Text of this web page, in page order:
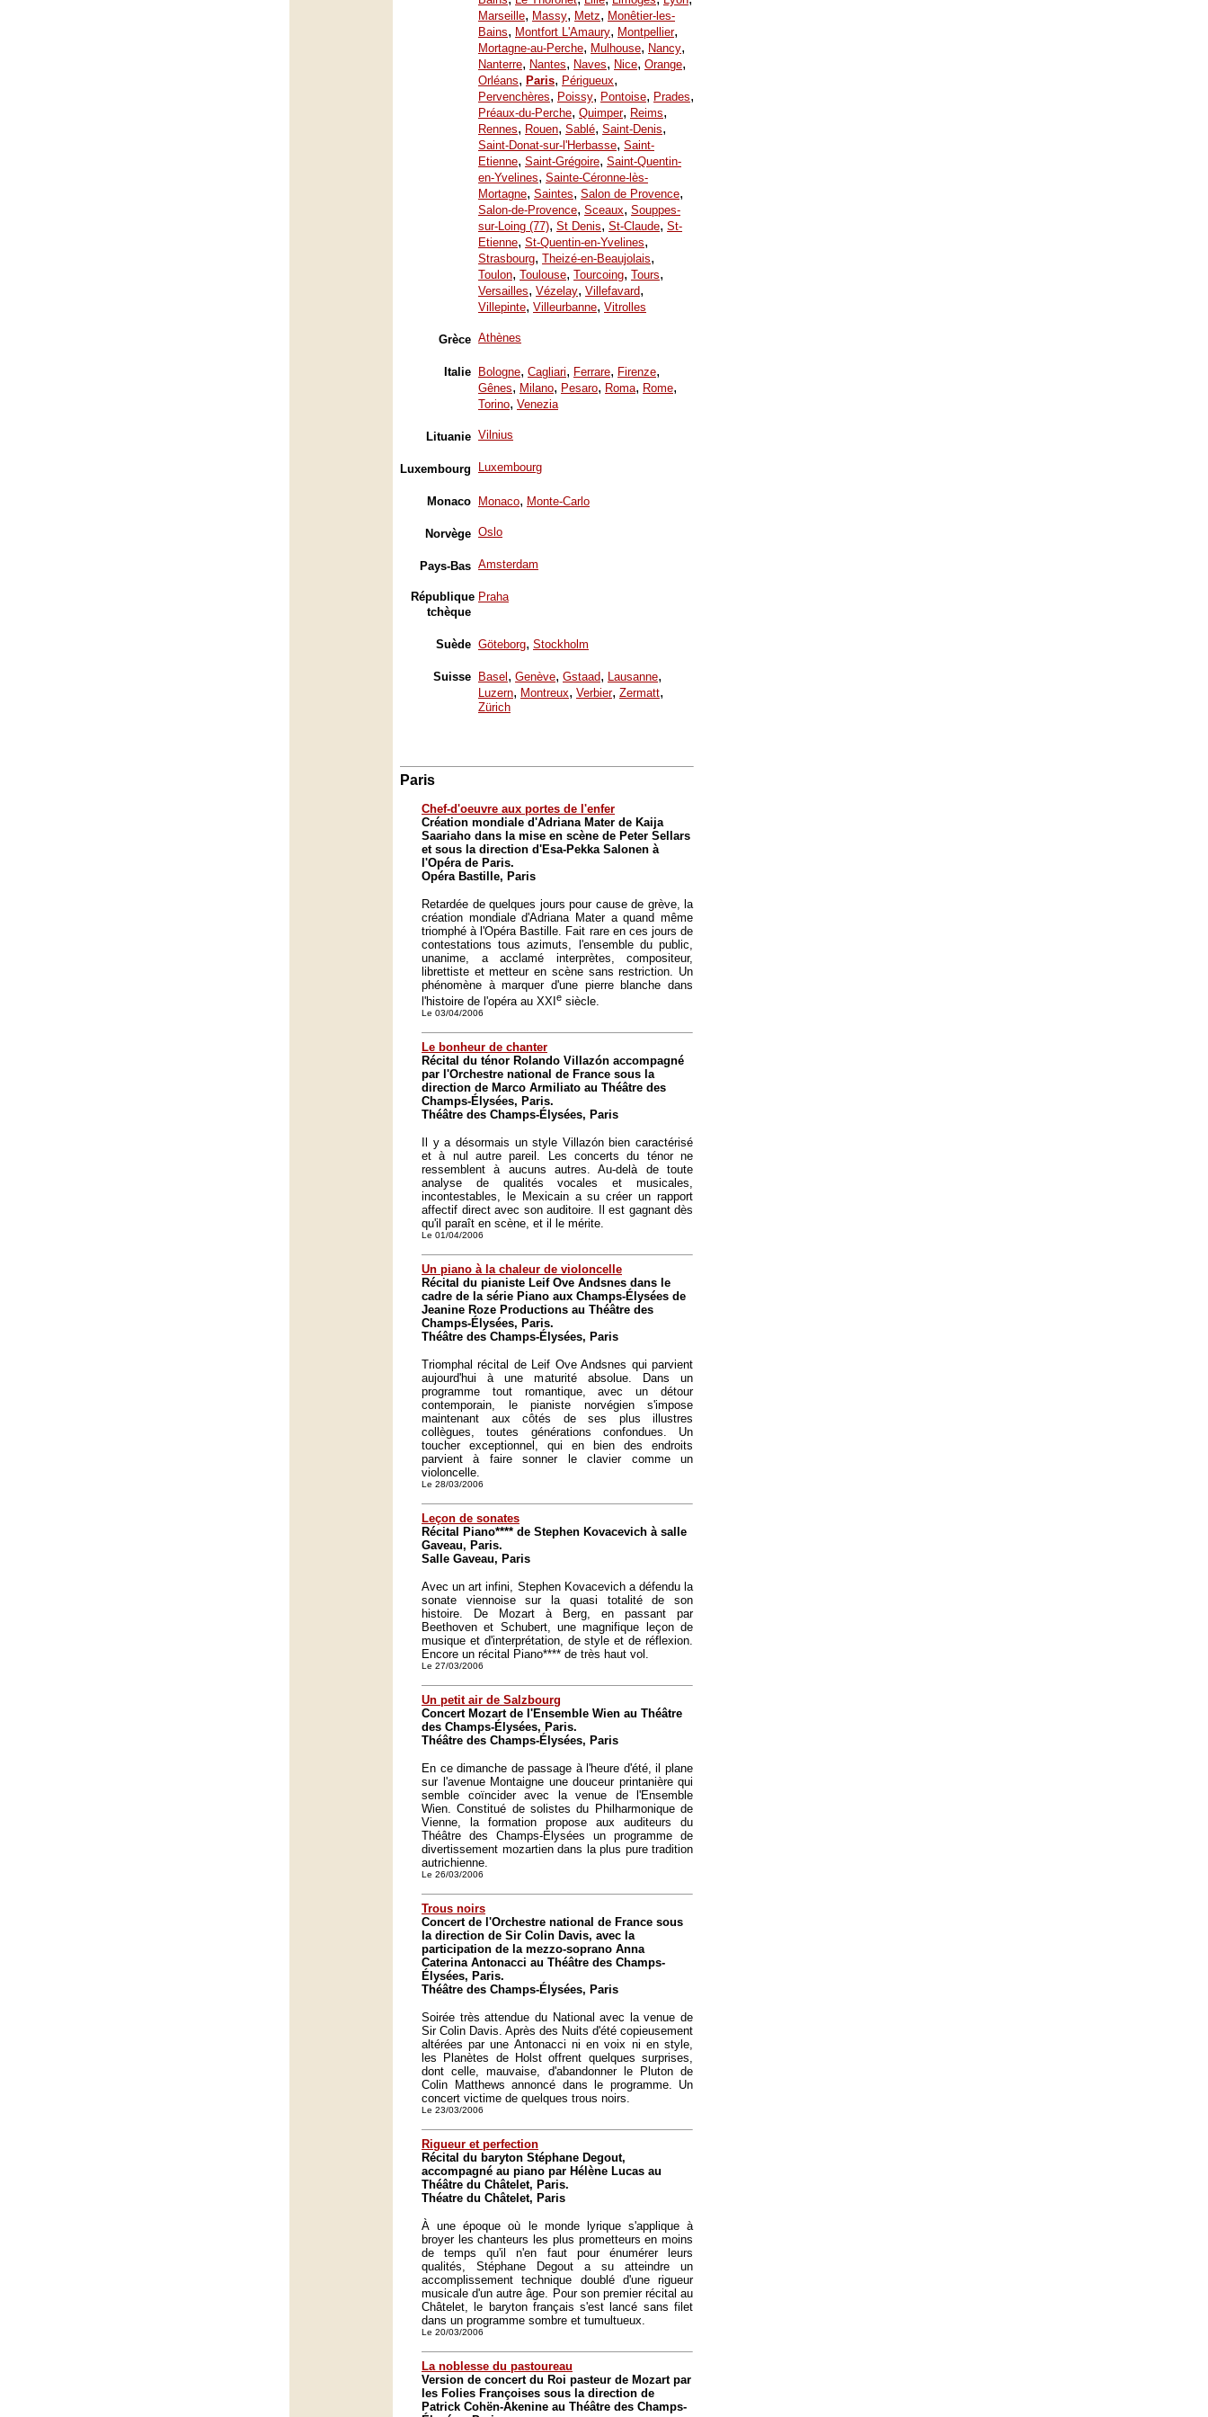
Marseille, Massy, Metz, Monêtier-les-
Bains, Montfort L'Amaury, Montpellier,
Mortagne-au-Perche, Mulhouse, Nancy,
Nanterre, Nantes, Naves, Nice, Orange,
Orléans, Paris, Périgueux,
Pervenchères, Poissy, Pontoise, Prades,
Préaux-du-Perche, Quimper, Reims,
Rennes, Rouen, Sablé, Saint-Denis,
Saint-Donat-sur-l'Herbasse, Saint-
Etienne, Saint-Grégoire, Saint-Quentin-
en-Yvelines, Sainte-Céronne-lès-
Mortagne, Saintes, Salon de Provence,
Salon-de-Provence, Sceaux, Souppes-
sur-Loing (77), St Denis, St-Claude, St-
Etienne, St-Quentin-en-Yvelines,
Strasbourg, Theizé-en-Beaujolais,
Toulon, Toulouse, Tourcoing, Tours,
Versailles, Vézelay, Villefavard,
Villepinte, Villeurbanne, Vitrolles
Grèce Athènes
Italie Bologne, Cagliari, Ferrare, Firenze,
Gênes, Milano, Pesaro, Roma, Rome,
Torino, Venezia
Lituanie Vilnius
Luxembourg Luxembourg
Monaco Monaco, Monte-Carlo
Norvège Oslo
Pays-Bas Amsterdam
République
tchèque
Praha
Suède Göteborg, Stockholm
Suisse Basel , Genève, Gstaad, Lausanne,
Luzern, Montreux, Verbier, Zermatt,
Zürich
Paris
Chef-d'oeuvre aux portes de l'enfer
Création mondiale d'Adriana Mater de Kaija
Saariaho dans la mise en scène de Peter Sellars
et sous la direction d'Esa-Pekka Salonen à
l'Opéra de Paris.
Opéra Bastille, Paris
Retardée de quelques jours pour cause de grève, la
création mondiale d'Adriana Mater a quand même
triomphé à l'Opéra Bastille. Fait rare en ces jours de
contestations tous azimuts, l'ensemble du public,
unanime, a acclamé interprètes, compositeur,
librettiste et metteur en scène sans restriction. Un
phénomène à marquer d'une pierre blanche dans
l'histoire de l'opéra au XXI e siècle.
Le 03/04/2006
Le bonheur de chanter
Récital du ténor Rolando Villazón accompagné
par l'Orchestre national de France sous la
direction de Marco Armiliato au Théâtre des
Champs-Élysées, Paris.
Théâtre des Champs-Élysées, Paris
Il y a désormais un style Villazón bien caractérisé
et à nul autre pareil. Les concerts du ténor ne
ressemblent à aucuns autres. Au-delà de toute
analyse de qualités vocales et musicales,
incontestables, le Mexicain a su créer un rapport
affectif direct avec son auditoire. Il est gagnant dès
qu'il paraît en scène, et il le mérite.
Le 01/04/2006
Un piano à la chaleur de violoncelle
Récital du pianiste Leif Ove Andsnes dans le
cadre de la série Piano aux Champs-Élysées de
Jeanine Roze Productions au Théâtre des
Champs-Élysées, Paris.
Théâtre des Champs-Élysées, Paris
Triomphal récital de Leif Ove Andsnes qui parvient
aujourd'hui à une maturité absolue. Dans un
programme tout romantique, avec un détour
contemporain, le pianiste norvégien s'impose
maintenant aux côtés de ses plus illustres
collègues, toutes générations confondues. Un
toucher exceptionnel, qui en bien des endroits
parvient à faire sonner le clavier comme un
violoncelle.
Le 28/03/2006
Leçon de sonates
Récital Piano**** de Stephen Kovacevich à salle
Gaveau, Paris.
Salle Gaveau, Paris
Avec un art infini, Stephen Kovacevich a défendu la
sonate viennoise sur la quasi totalité de son
histoire. De Mozart à Berg, en passant par
Beethoven et Schubert, une magnifique leçon de
musique et d'interprétation, de style et de réflexion.
Encore un récital Piano**** de très haut vol.
Le 27/03/2006
Un petit air de Salzbourg
Concert Mozart de l'Ensemble Wien au Théâtre
des Champs-Élysées, Paris.
Théâtre des Champs-Élysées, Paris
En ce dimanche de passage à l'heure d'été, il plane
sur l'avenue Montaigne une douceur printanière qui
semble coïncider avec la venue de l'Ensemble
Wien. Constitué de solistes du Philharmonique de
Vienne, la formation propose aux auditeurs du
Théâtre des Champs-Élysées un programme de
divertissement mozartien dans la plus pure tradition
autrichienne.
Le 26/03/2006
Trous noirs
Concert de l'Orchestre national de France sous
la direction de Sir Colin Davis, avec la
participation de la mezzo-soprano Anna
Caterina Antonacci au Théâtre des Champs-
Élysées, Paris.
Théâtre des Champs-Élysées, Paris
Soirée très attendue du National avec la venue de
Sir Colin Davis. Après des Nuits d'été copieusement
altérées par une Antonacci ni en voix ni en style,
les Planètes de Holst offrent quelques surprises,
dont celle, mauvaise, d'abandonner le Pluton de
Colin Matthews annoncé dans le programme. Un
concert victime de quelques trous noirs.
Le 23/03/2006
Rigueur et perfection
Récital du baryton Stéphane Degout,
accompagné au piano par Hélène Lucas au
Théâtre du Châtelet, Paris.
Théatre du Châtelet, Paris
À une époque où le monde lyrique s'applique à
broyer les chanteurs les plus prometteurs en moins
de temps qu'il n'en faut pour énumérer leurs
qualités, Stéphane Degout a su atteindre un
accomplissement technique doublé d'une rigueur
musicale d'un autre âge. Pour son premier récital au
Châtelet, le baryton français s'est lancé sans filet
dans un programme sombre et tumultueux.
Le 20/03/2006
La noblesse du pastoureau
Version de concert du Roi pasteur de Mozart par
les Folies Françoises sous la direction de
Patrick Cohën-Akenine au Théâtre des Champs-